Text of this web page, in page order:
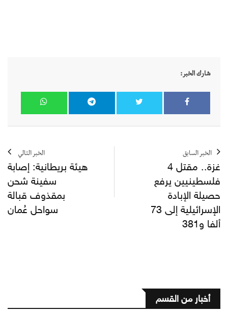
شارك الخبر:
الخبر السابق
غزة.. مقتل 4
فلسطينيين يرفع
حصيلة الإبادة
الإسرائيلية إلى 73
ألفا و381
الخبر التالي
هيئة بريطانية: إصابة
سفينة شحن
بمقذوف قبالة
سواحل عُمان
أخبار من القسم